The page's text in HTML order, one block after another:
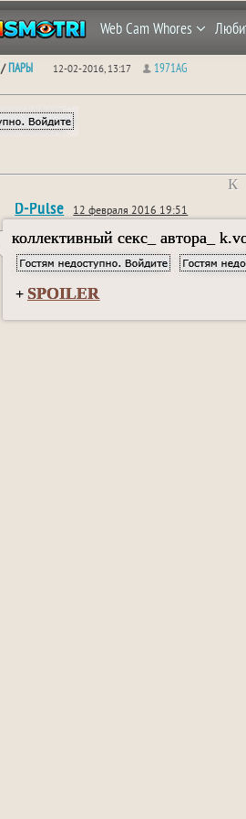
Web Cam Whores
/ПАРЫ 12-02-2016, 13:17 1971AG
D-Pulse 12 февраля 2016 19:51
коллективный секс_ автора_
+ SPOILER